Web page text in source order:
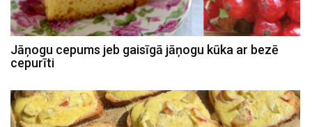
Jāņogu cepums jeb gaisīgā jāņogu kūka ar bezē
cepurīti